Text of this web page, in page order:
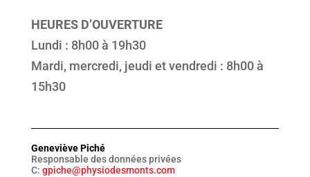
HEURES D’OUVERTURE
Lundi : 8h00 à 19h30
Mardi, mercredi, jeudi et vendredi : 8h00 à
15h30
Geneviève Piché
Responsable des données privées
C: gpiche@physiodesmonts.com